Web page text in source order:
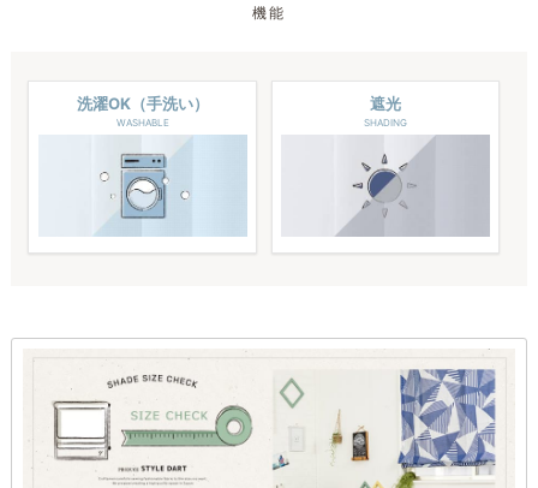
機能
洗濯OK（手洗い）
WASHABLE
遮光
SHADING